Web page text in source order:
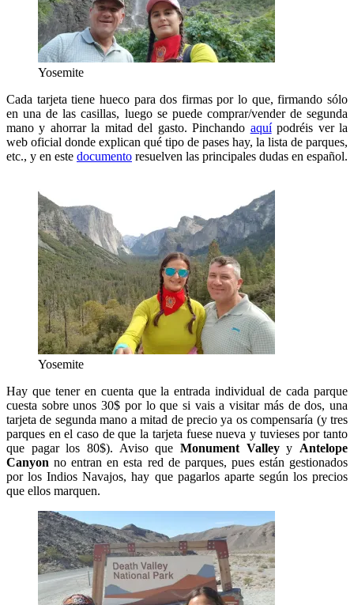
Yosemite
Cada tarjeta tiene hueco para dos firmas por lo que, firmando sólo
en una de las casillas, luego se puede comprar/vender de segunda
mano y ahorrar la mitad del gasto. Pinchando aquípodréis ver la
web oficial donde explican qué tipo de pases hay, la lista de parques,
etc., y en este documento resuelven las principales dudas en español.
Yosemite
Hay que tener en cuenta que la entrada individual de cada parque
cuesta sobre unos 30$ por lo que si vais a visitar más de dos, una
tarjeta de segunda mano a mitad de precio ya os compensaría (y tres
parques en el caso de que la tarjeta fuese nueva y tuvieses por tanto
que pagar los 80$). Aviso que Monument Valleyy Antelope
Canyon no entran en esta red de parques, pues están gestionados
por los Indios Navajos, hay que pagarlos aparte según los precios
que ellos marquen.